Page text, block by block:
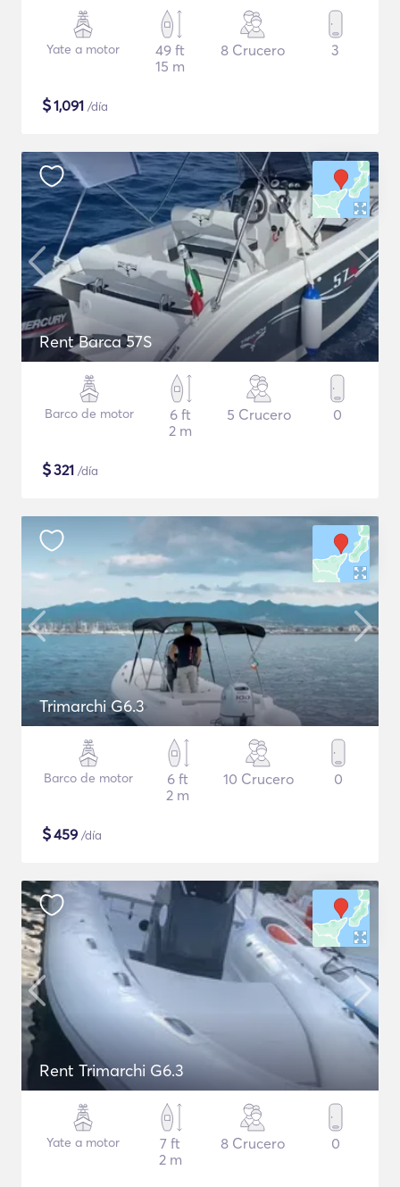
Yate a motor
49 ft
15 m
8 Crucero 3
$1,091 /día
Rent Barca 57S
Barco de motor
6 ft
2 m
5 Crucero 0
$321 /día
Trimarchi G6.3
Barco de motor
6 ft
2 m
10 Crucero 0
$459 /día
Rent Trimarchi G6.3
Yate a motor
7 ft
2 m
8 Crucero 0